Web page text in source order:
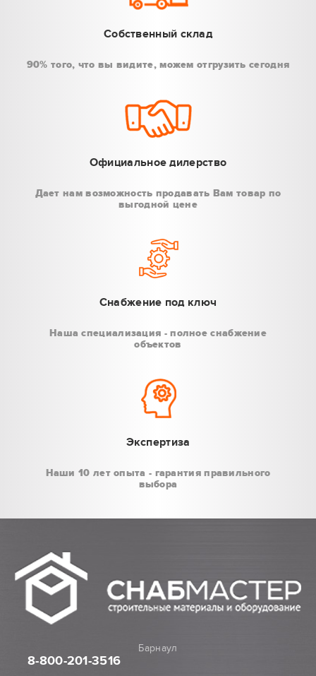
Собственный склад
90% того, что вы видите, можем отгрузить сегодня
Официальное дилерство
Дает нам возможность продавать Вам товар по
выгодной цене
Снабжение под ключ
Наша специализация - полное снабжение
объектов
Экспертиза
Наши 10 лет опыта - гарантия правильного
выбора
Барнаул
8-800-201-3516